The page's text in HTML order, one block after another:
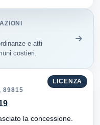
e atti
costieri.
LICENZA
89815
la concessione.